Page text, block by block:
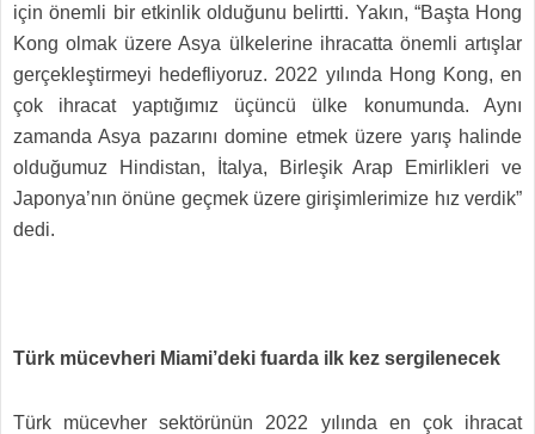
için önemli bir etkinlik olduğunu belirtti. Yakın, “Başta Hong
Kong olmak üzere Asya ülkelerine ihracatta önemli artışlar
gerçekleştirmeyi hedefliyoruz. 2022 yılında Hong Kong, en
çok ihracat yaptığımız üçüncü ülke konumunda. Aynı
zamanda Asya pazarını domine etmek üzere yarış halinde
olduğumuz Hindistan, İtalya, Birleşik Arap Emirlikleri ve
Japonya’nın önüne geçmek üzere girişimlerimize hız verdik”
dedi.
Türk mücevheri Miami’deki fuarda ilk kez sergilenecek
Türk mücevher sektörünün 2022 yılında en çok ihracat